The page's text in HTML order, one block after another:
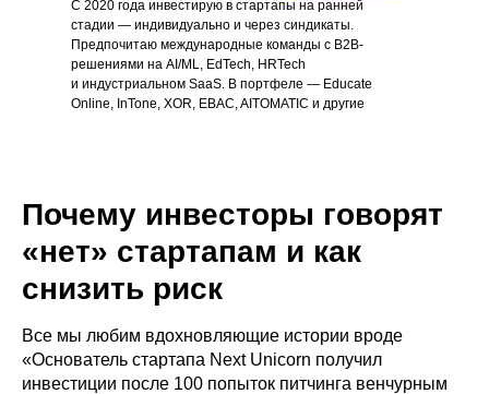
С 2020 года инвестирую в стартапы на ранней
стадии — индивидуально и через синдикаты.
Предпочитаю международные команды с B2B-
решениями на AI/ML, EdTech, HRTech
и индустриальном SaaS. В портфеле — Educate
Online, InTone, XOR, EBAC, AITOMATIC и другие
Почему инвесторы говорят
«нет» стартапам и как
снизить риск
Все мы любим вдохновляющие истории вроде
«Основатель стартапа Next Unicorn получил
инвестиции после 100 попыток питчинга венчурным